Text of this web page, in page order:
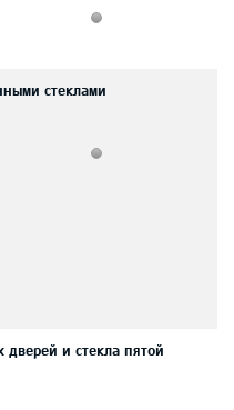
стеклами
дверей и стекла пятой